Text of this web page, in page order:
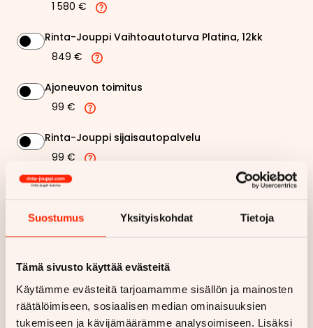
Suostumus Yksityiskohdat Tietoja
Tämä sivusto käyttää evästeitä
Käytämme evästeitä tarjoamamme sisällön ja mainosten
räätälöimiseen, sosiaalisen median ominaisuuksien
tukemiseen ja kävijämäärämme analysoimiseen. Lisäksi
1 580 €
Rinta-Jouppi Vaihtoautoturva Platina, 12kk
849 €
Ajoneuvon toimitus
99 €
Rinta-Jouppi sijaisautopalvelu
99 €
Kuukausierä 246,80 €
Haluan myös tarjouksen vakuutuksesta
Hae rahoitustarjous